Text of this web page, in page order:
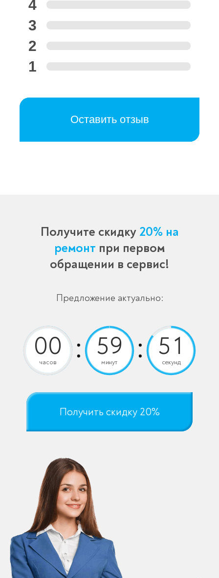
4
3
2
1
Оставить отзыв
Получите скидку 20% на
ремонт при первом
обращении в сервис!
Предложение актуально:
часов минут секунд
Получить скидку 20%